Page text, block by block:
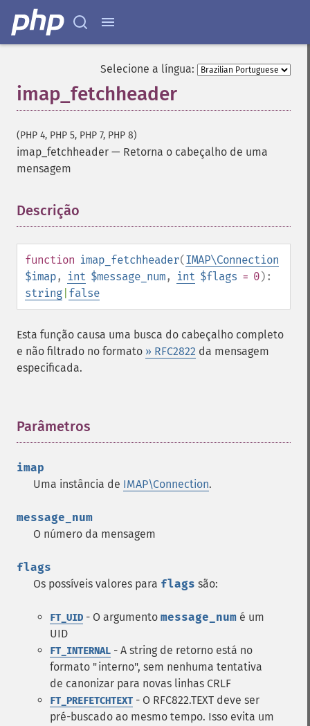
Selecione a língua:
imap_fetchheader
(PHP 4, PHP 5, PHP 7, PHP 8)
imap_fetchheader — Retorna o cabeçalho de uma
mensagem
Descrição
function imap_fetchheader(IMAP\Connection
$imap, int $message_num, int $flags = 0):
string false
Esta função causa uma busca do cabeçalho completo
e não filtrado no formato » RFC2822 da mensagem
especificada.
Parâmetros
imap
Uma instância de IMAP\Connection.
message_num
O número da mensagem
flags
Os possíveis valores para flags são:
FT_UID - O argumento message_num é um
UID
FT_INTERNAL - A string de retorno está no
formato "interno", sem nenhuma tentativa
de canonizar para novas linhas CRLF
FT_PREFETCHTEXT - O RFC822.TEXT deve ser
pré-buscado ao mesmo tempo. Isso evita um